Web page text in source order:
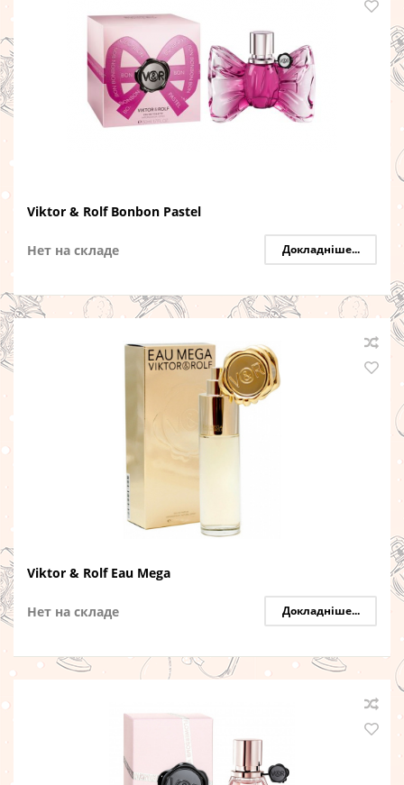
Viktor & Rolf Bonbon Pastel
Нет на складе Докладніше...
Viktor & Rolf Eau Mega
Нет на складе Докладніше...